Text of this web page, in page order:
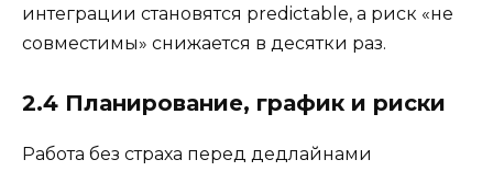
интеграции становятся predictable, а риск «не
совместимы» снижается в десятки раз.
2.4 Планирование, график и риски
Работа без страха перед дедлайнами